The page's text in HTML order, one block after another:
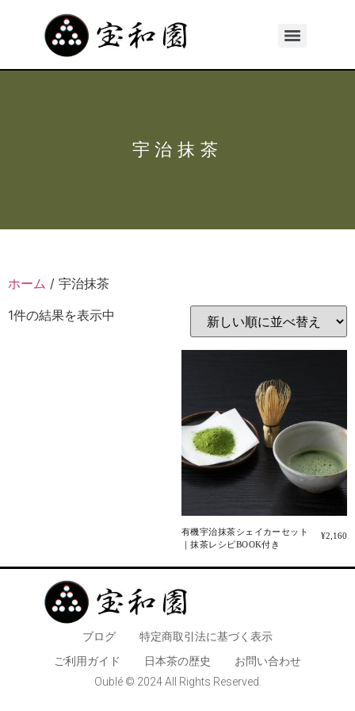
宇治抹茶
ホーム / 宇治抹茶
1件の結果を表示中
有機宇治抹茶シェイカーセット
｜抹茶レシピBOOK付き
¥2,160
ブログ
特定商取引法に基づく表示
​ご利用ガイド
日本茶の歴史
お問い合わせ
Oublé © 2024 All Rights Reserved.